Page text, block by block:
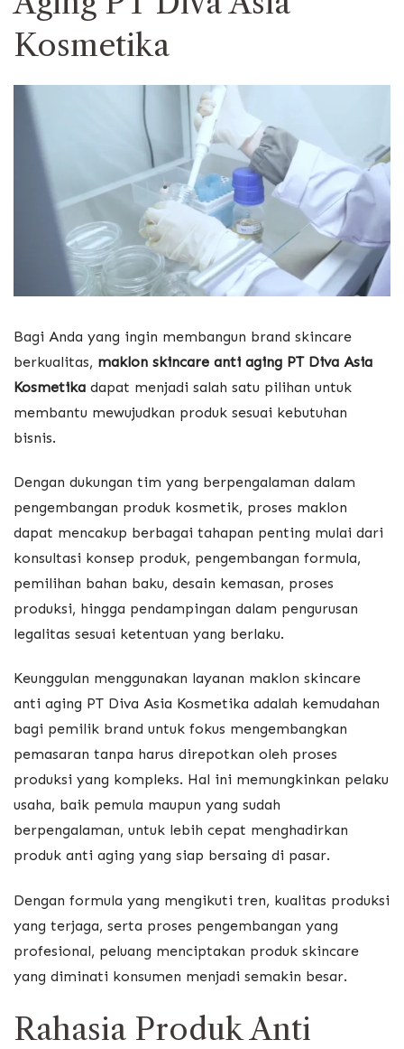
Kosmetika
Bagi Anda yang ingin membangun brand skincare
berkualitas, maklon skincare anti aging PT Diva Asia
Kosmetika dapat menjadi salah satu pilihan untuk
membantu mewujudkan produk sesuai kebutuhan
bisnis.
Dengan dukungan tim yang berpengalaman dalam
pengembangan produk kosmetik, proses maklon
dapat mencakup berbagai tahapan penting mulai dari
konsultasi konsep produk, pengembangan formula,
pemilihan bahan baku, desain kemasan, proses
produksi, hingga pendampingan dalam pengurusan
legalitas sesuai ketentuan yang berlaku.
Keunggulan menggunakan layanan maklon skincare
anti aging PT Diva Asia Kosmetika adalah kemudahan
bagi pemilik brand untuk fokus mengembangkan
pemasaran tanpa harus direpotkan oleh proses
produksi yang kompleks. Hal ini memungkinkan pelaku
usaha, baik pemula maupun yang sudah
berpengalaman, untuk lebih cepat menghadirkan
produk anti aging yang siap bersaing di pasar.
Dengan formula yang mengikuti tren, kualitas produksi
yang terjaga, serta proses pengembangan yang
profesional, peluang menciptakan produk skincare
yang diminati konsumen menjadi semakin besar.
Rahasia Produk Anti